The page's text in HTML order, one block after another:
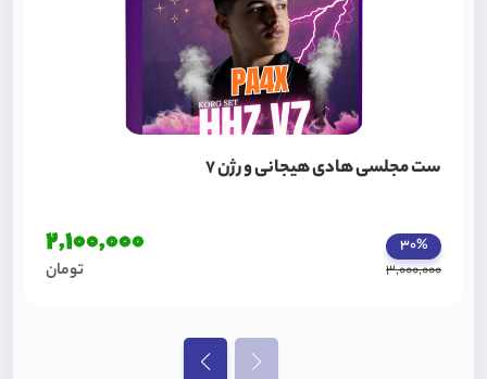
ست مجلسی هادی هیجانی ورژن 7
30%
3,000,000
2,100,000
تومان